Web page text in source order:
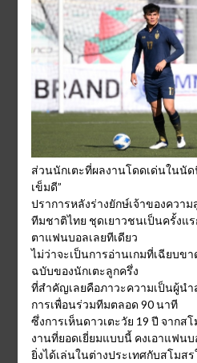
ส่วนนักเตะที่ผลงานโดดเด่นในนั
เข็มดี”
ปราการหลังร่างยักษ์เจ้าของควา
ทีมชาติไทย ชุดเยาวชนเป็นครั้งแ
ตาแฟนบอลเลยทีเดียว
ไม่ว่าจะเป็นการอ่านเกมที่เฉียบข
ฉบับของนักเตะลูกครึ่ง
ที่สำคัญเลยคือภาวะความเป็นผู้น
การเพื่อนร่วมทีมตลอด 90 นาที
ซึ่งการเห็นดาวเตะวัย 19 ปี จากส
งานที่ยอดเยี่ยมแบบนี้ คงเอาแฟนบ
ยิ่งได้เล่นในต่างประเทศกับสโมส